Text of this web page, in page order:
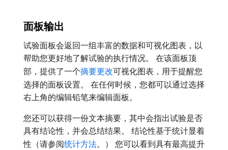
面板输出
试验面板会返回一组丰富的数据和可视化图表，以
帮助您更好地了解试验的执行情况。 在该面板顶
部，提供了一个摘要更改可视化图表，用于提醒您
选择的面板设置。 在任何时候，您都可以通过选择
右上角的编辑铅笔来编辑面板。
您还可以获得一份文本摘要，其中会指出试验是否
具有结论性，并会总结结果。 结论性基于统计显着
性（请参阅统计方法。） 您可以看到具有最高提升